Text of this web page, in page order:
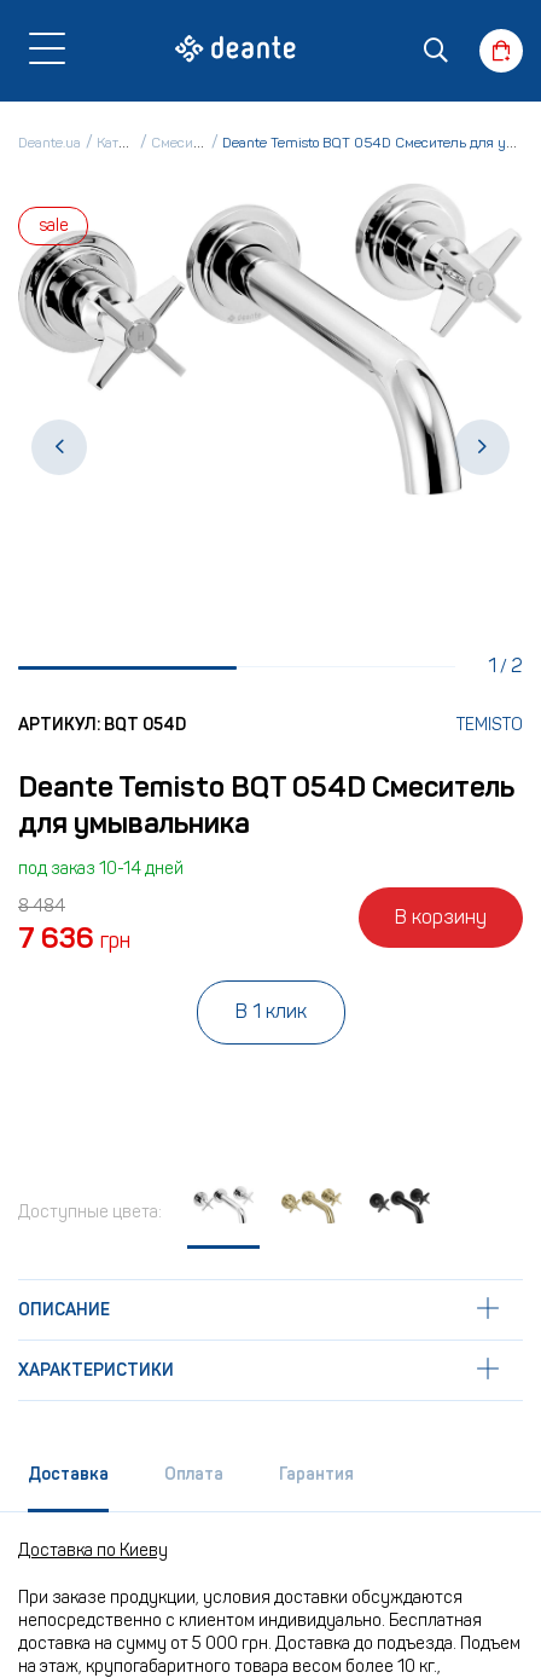
Deante.ua Каталог Смесители Deante Temisto BQT 054D Смеситель для умывальника
sale
1 /2
АРТИКУЛ: BQT 054D TEMISTO
Deante Temisto BQT 054D Смеситель
для умывальника
под заказ 10-14 дней
8 484
7 636 грн
В корзину
В 1 клик
Доступные цвета:
ОПИСАНИЕ
ХАРАКТЕРИСТИКИ
Доставка Оплата Гарантия
Доставка по Киеву
При заказе продукции, условия доставки обсуждаются
непосредственно с клиентом индивидуально. Бесплатная
доставка на сумму от 5 000 грн. Доставка до подъезда. Подъем
на этаж, крупогабаритного товара весом более 10 кг.,